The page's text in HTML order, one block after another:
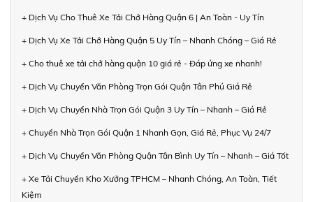
+ Dịch Vụ Cho Thuê Xe Tải Chở Hàng Quận 6 | An Toàn - Uy Tín
+ Dịch Vụ Xe Tải Chở Hàng Quận 5 Uy Tín – Nhanh Chóng – Giá Rẻ
+ Cho thuê xe tải chở hàng quận 10 giá rẻ - Đáp ứng xe nhanh!
+ Dịch Vụ Chuyển Văn Phòng Trọn Gói Quận Tân Phú Giá Rẻ
+ Dịch Vụ Chuyển Nhà Trọn Gói Quận 3 Uy Tín – Nhanh – Giá Rẻ
+ Chuyển Nhà Trọn Gói Quận 1 Nhanh Gọn, Giá Rẻ, Phục Vụ 24/7
+ Dịch Vụ Chuyển Văn Phòng Quận Tân Bình Uy Tín – Nhanh – Giá Tốt
+ Xe Tải Chuyển Kho Xưởng TPHCM – Nhanh Chóng, An Toàn, Tiết
Kiệm